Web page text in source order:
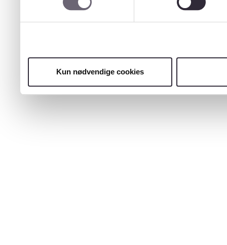
Kun nødvendige cookies